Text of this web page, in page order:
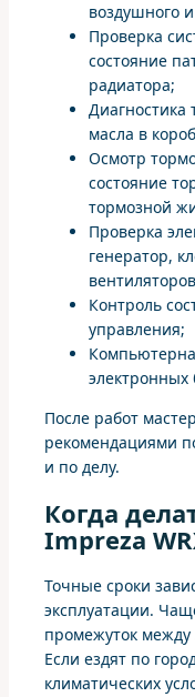
воздушного
Проверка
состояние
радиатора;
Диагностика
масла в
Осмотр
состояние
тормозной
Проверка
генератор,
Контроль
управления;
электронных
После работ
рекомендациями
и по делу.
Когда
Impreza
Точные сроки
эксплуатации.
промежуток
Если ездят по
климатических